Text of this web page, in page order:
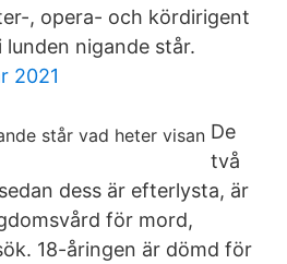
, opera- och kördirigent
nigande står.
2021
De
två
dess är efterlysta, är
för mord,
18-åringen är dömd för